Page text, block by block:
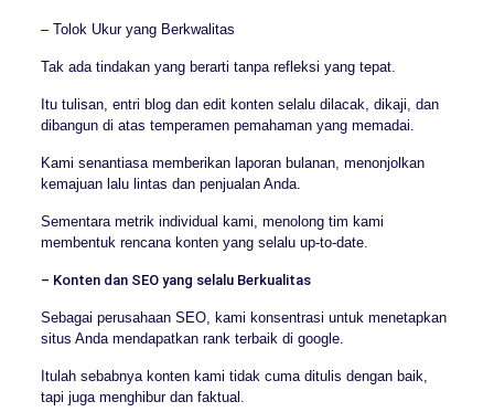
– Tolok Ukur yang Berkwalitas
Tak ada tindakan yang berarti tanpa refleksi yang tepat.
Itu tulisan, entri blog dan edit konten selalu dilacak, dikaji, dan
dibangun di atas temperamen pemahaman yang memadai.
Kami senantiasa memberikan laporan bulanan, menonjolkan
kemajuan lalu lintas dan penjualan Anda.
Sementara metrik individual kami, menolong tim kami
membentuk rencana konten yang selalu up-to-date.
– Konten dan SEO yang selalu Berkualitas
Sebagai perusahaan SEO, kami konsentrasi untuk menetapkan
situs Anda mendapatkan rank terbaik di google.
Itulah sebabnya konten kami tidak cuma ditulis dengan baik,
tapi juga menghibur dan faktual.